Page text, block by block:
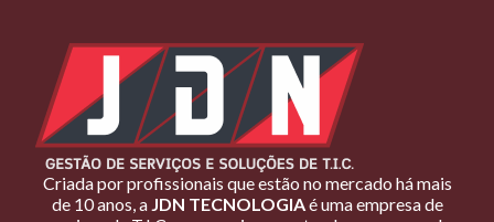
Criada por profissionais que estão no mercado há mais
de 10 anos, a JDN TECNOLOGIAé uma empresa de